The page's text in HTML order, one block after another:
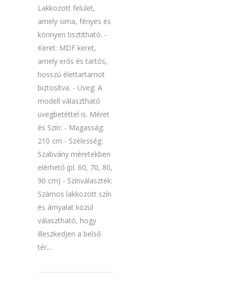
Lakkozott felület,
amely sima, fényes és
könnyen tisztítható. -
Keret: MDF keret,
amely erős és tartós,
hosszú élettartamot
biztosítva. - Üveg: A
modell választható
üvegbetéttel is. Méret
és Szín: - Magasság:
210 cm - Szélesség:
Szabvány méretekben
elérhető (pl. 60, 70, 80,
90 cm) - Színválaszték:
Számos lakkozott szín
és árnyalat közül
választható, hogy
illeszkedjen a belső
tér...